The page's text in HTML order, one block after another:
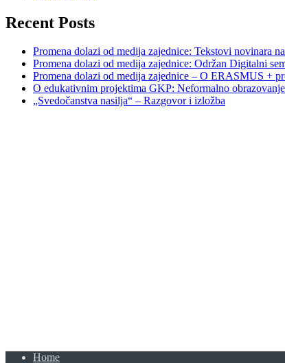
Recent Posts
Promena dolazi od medija zajednice: Tekstovi novinara
Promena dolazi od medija zajednice: Održan Digitalni
Promena dolazi od medija zajednice – O ERASMUS +
O edukativnim projektima GKP: Neformalno
„Svedočanstva nasilja“ – Razgovor i izložba
Home